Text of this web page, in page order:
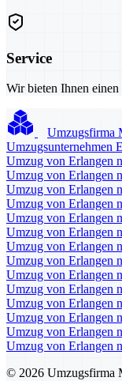
Service
Wir bieten Ihnen
Umzugsfirma
Umzugsunternehmen
Umzug von Erlangen
Umzug von Erlangen
Umzug von Erlangen
Umzug von Erlangen
Umzug von Erlangen
Umzug von Erlangen
Umzug von Erlangen
Umzug von Erlangen
Umzug von Erlangen
Umzug von Erlangen
Umzug von Erlangen
Umzug von Erlangen
Umzug von Erlangen
Umzug von Erlangen
© 2026 Umzugsfirma